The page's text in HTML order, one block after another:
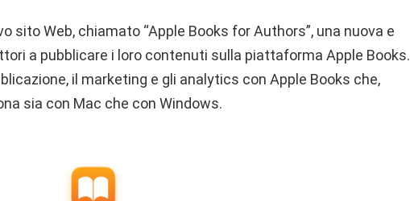
sito Web, chiamato “Apple Books for Authors”, una nuova e
a pubblicare i loro contenuti sulla piattaforma Apple Books.
il marketing e gli analytics con Apple Books che,
sia con Mac che con Windows.